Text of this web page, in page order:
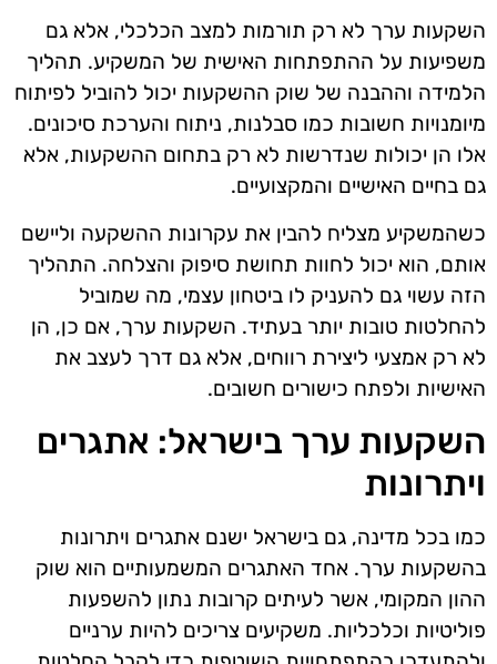
השקעות ערך לא רק תורמות למצב הכלכלי, אלא גם
משפיעות על ההתפתחות האישית של המשקיע. תהליך
הלמידה וההבנה של שוק ההשקעות יכול להוביל לפיתוח
מיומנויות חשובות כמו סבלנות, ניתוח והערכת סיכונים.
אלו הן יכולות שנדרשות לא רק בתחום ההשקעות, אלא
גם בחיים האישיים והמקצועיים.
כשהמשקיע מצליח להבין את עקרונות ההשקעה וליישם
אותם, הוא יכול לחוות תחושת סיפוק והצלחה. התהליך
הזה עשוי גם להעניק לו ביטחון עצמי, מה שמוביל
להחלטות טובות יותר בעתיד. השקעות ערך, אם כן, הן
לא רק אמצעי ליצירת רווחים, אלא גם דרך לעצב את
האישיות ולפתח כישורים חשובים.
השקעות ערך בישראל: אתגרים
ויתרונות
כמו בכל מדינה, גם בישראל ישנם אתגרים ויתרונות
בהשקעות ערך. אחד האתגרים המשמעותיים הוא שוק
ההון המקומי, אשר לעיתים קרובות נתון להשפעות
פוליטיות וכלכליות. משקיעים צריכים להיות ערניים